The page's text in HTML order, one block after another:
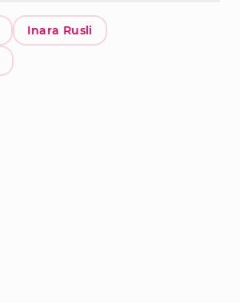
Inara Rusli